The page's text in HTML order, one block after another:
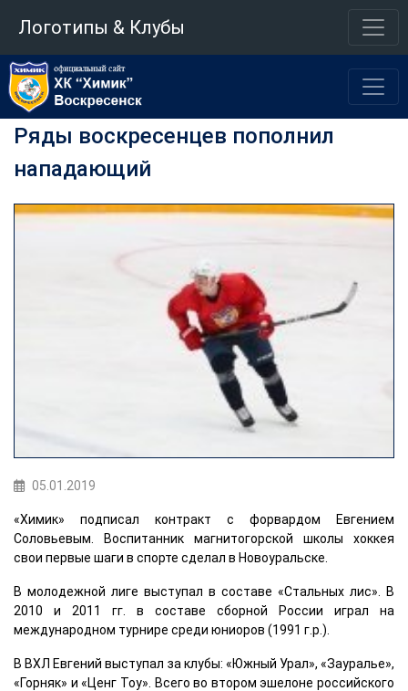
Логотипы & Клубы
Ряды воскресенцев пополнил
нападающий
05.01.2019
«Химик» подписал контракт с форвардом Евгением
Соловьевым. Воспитанник магнитогорской школы хоккея
свои первые шаги в спорте сделал в Новоуральске.
В молодежной лиге выступал в составе «Стальных лис». В
2010 и 2011 гг. в составе сборной России играл на
международном турнире среди юниоров (1991 г.р.).
В ВХЛ Евгений выступал за клубы: «Южный Урал», «Зауралье»,
«Горняк» и «Ценг Тоу». Всего во втором эшелоне российского